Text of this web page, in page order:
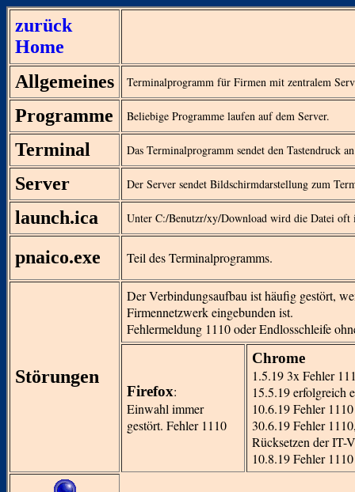
zurück
Home
Allgemeines
Terminalprogramm für Firmen mit zentralem
Programme Beliebige Programme laufen auf dem Server.
Terminal Das Terminalprogramm sendet den Tastendruck
Server Der Server sendet Bildschirmdarstellung zum
launch.ica Unter C:/Benutzr/xy/Download wird die Datei oft
pnaico.exe Teil des Terminalprogramms.
Störungen
Der Verbindungsaufbau ist häufig gestört,
Firmennetzwerk eingebunden ist.
Fehlermeldung 1110 oder Endlosschleife
Firefox:
Einwahl immer
gestört. Fehler 1110
Chrome
1.5.19 3x Fehler
15.5.19 erfolgreich
10.6.19 Fehler 1110
30.6.19 Fehler
Rücksetzen der IT-
10.8.19 Fehler 1110